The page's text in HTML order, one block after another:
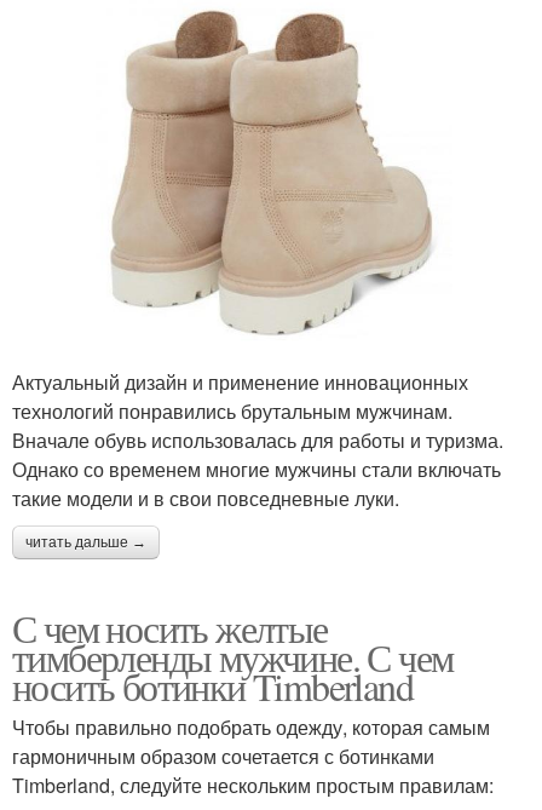
Актуальный дизайн и применение инновационных
технологий понравились брутальным мужчинам.
Вначале обувь использовалась для работы и туризма.
Однако со временем многие мужчины стали включать
такие модели и в свои повседневные луки.
читать дальше →
С чем носить желтые
тимберленды мужчине. С чем
носить ботинки Timberland
Чтобы правильно подобрать одежду, которая самым
гармоничным образом сочетается с ботинками
Timberland, следуйте нескольким простым правилам: